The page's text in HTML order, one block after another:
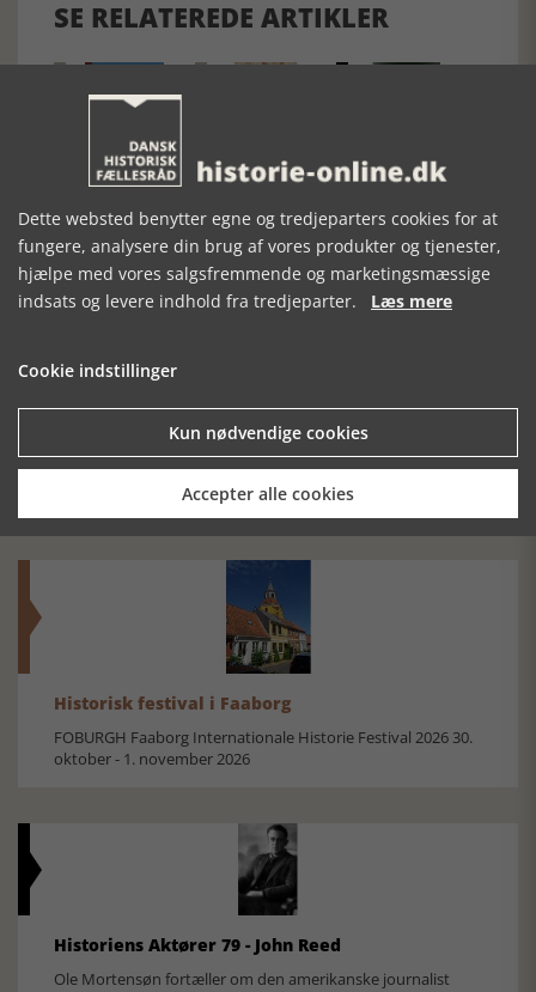
SE RELATEREDE ARTIKLER
HOLMENS KIRKE
DANSKE
ROMANSKE
KALKMALERIER
DANMARKS
DØDE KIRKER
Den største samling af moselig i verden på Museum
Silkeborg Hovedgården
Historisk festival i Faaborg
FOBURGH Faaborg Internationale Historie Festival 2026 30.
oktober - 1. november 2026
Historiens Aktører 79 - John Reed
Ole Mortensøn fortæller om den amerikanske journalist
Dette websted benytter egne og tredjeparters cookies for at
fungere, analysere din brug af vores produkter og tjenester,
hjælpe med vores salgsfremmende og marketingsmæssige
indsats og levere indhold fra tredjeparter. Læs mere
Cookie indstillinger
Kun nødvendige cookies
Accepter alle cookies